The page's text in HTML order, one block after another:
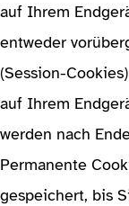
auf Ihrem
entweder
(Session-
auf Ihrem
werden nach
Permanente
gespeichert, bis